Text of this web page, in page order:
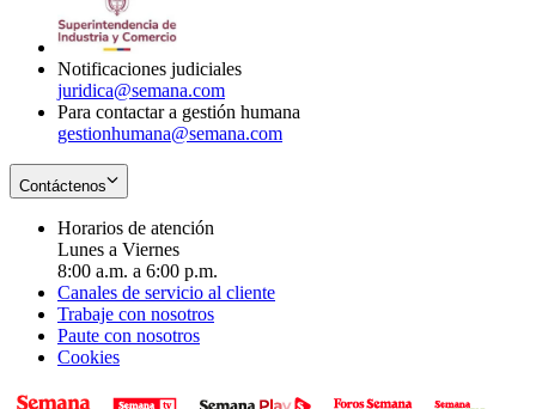
Notificaciones judiciales
juridica@semana.com
Para contactar a gestión humana
gestionhumana@semana.com
Contáctenos
Horarios de atención
Lunes a Viernes
8:00 a.m. a 6:00 p.m.
Canales de servicio al cliente
Trabaje con nosotros
Paute con nosotros
Cookies